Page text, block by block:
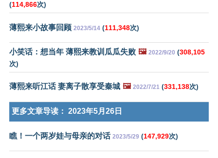
(114,866次)
薄熙来小故事回顾 2023/5/14 (111,348次)
小笑话：想当年 薄熙来教训瓜瓜失败 🖼️ 2022/9/20 (308,105
次)
薄熙来听江话 妻离子散享受秦城 🖼️ 2022/7/21 (331,138次)
更多文章导读： 2023年5月26日
瞧！一个两岁娃与母亲的对话 2023/5/29 (147,929次)